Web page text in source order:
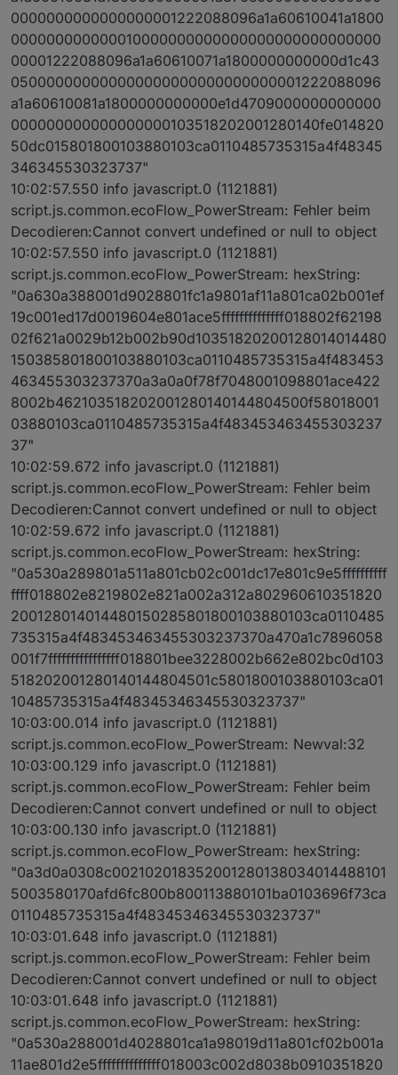
0000000000000000001222088096a1a60610041a1800
000000000000010000000000000000000000000000
00001222088096a1a60610071a1800000000000d1c43
050000000000000000000000000000001222088096
a1a60610081a1800000000000e1d4709000000000000
000000000000000000103518202001280140fe014820
50dc015801800103880103ca0110485735315a4f48345
346345530323737"
10:02:57.550 info javascript.0 (1121881)
script.js.common.ecoFlow_PowerStream: Fehler beim
Decodieren:Cannot convert undefined or null to object
10:02:57.550 info javascript.0 (1121881)
script.js.common.ecoFlow_PowerStream: hexString:
"0a630a388001d9028801fc1a9801af11a801ca02b001ef
19c001ed17d0019604e801ace5ffffffffffffff018802f62198
02f621a0029b12b002b90d10351820200128014014480
150385801800103880103ca0110485735315a4f483453
463455303237370a3a0a0f78f7048001098801ace422
8002b462103518202001280140144804500f58018001
03880103ca0110485735315a4f483453463455303237
37"
10:02:59.672 info javascript.0 (1121881)
script.js.common.ecoFlow_PowerStream: Fehler beim
Decodieren:Cannot convert undefined or null to object
10:02:59.672 info javascript.0 (1121881)
script.js.common.ecoFlow_PowerStream: hexString:
"0a530a289801a511a801cb02c001dc17e801c9e5ffffffffff
ffff018802e8219802e821a002a312a802960610351820
200128014014480150285801800103880103ca0110485
735315a4f483453463455303237370a470a1c7896058
001f7ffffffffffffffff018801bee3228002b662e802bc0d103
518202001280140144804501c5801800103880103ca01
10485735315a4f48345346345530323737"
10:03:00.014 info javascript.0 (1121881)
script.js.common.ecoFlow_PowerStream: Newval:32
10:03:00.129 info javascript.0 (1121881)
script.js.common.ecoFlow_PowerStream: Fehler beim
Decodieren:Cannot convert undefined or null to object
10:03:00.130 info javascript.0 (1121881)
script.js.common.ecoFlow_PowerStream: hexString:
"0a3d0a0308c002102018352001280138034014488101
5003580170afd6fc800b800113880101ba0103696f73ca
0110485735315a4f48345346345530323737"
10:03:01.648 info javascript.0 (1121881)
script.js.common.ecoFlow_PowerStream: Fehler beim
Decodieren:Cannot convert undefined or null to object
10:03:01.648 info javascript.0 (1121881)
script.js.common.ecoFlow_PowerStream: hexString:
"0a530a288001d4028801ca1a98019d11a801cf02b001a
11ae801d2e5ffffffffffffff018003c002d8038b0910351820